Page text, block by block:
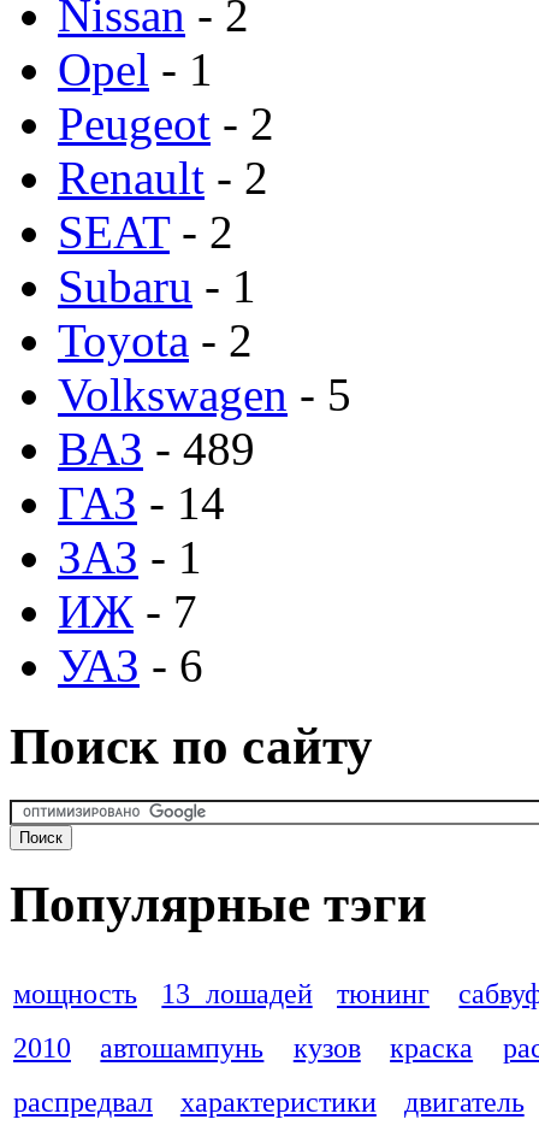
Nissan - 2
Opel - 1
Peugeot - 2
Renault - 2
SEAT- 2
Subaru - 1
Toyota - 2
Volkswagen - 5
ВАЗ - 489
ГАЗ - 14
ЗАЗ - 1
ИЖ - 7
УАЗ - 6
Поиск по сайту
Популярные тэги
мощность 13 лошадей тюнинг
2010
автошампунь кузов краска
распредвал
характеристики
двигатель